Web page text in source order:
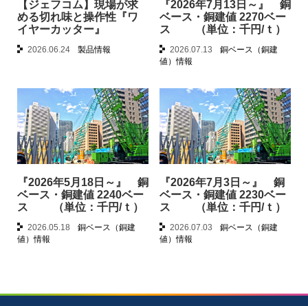
【ジェフコム】現場が求
める切れ味と操作性『ワ
イヤーカッター』
2026.06.24 製品情報
『2026年7月13日～』 銅
ベース・銅建値 2270ベー
ス （単位：千円/ｔ）
2026.07.13
銅ベース（銅建
値）情報
『2026年5月18日～』 銅
ベース・銅建値 2240ベー
ス （単位：千円/ｔ）
2026.05.18
銅ベース（銅建
値）情報
『2026年7月3日～』 銅
ベース・銅建値 2230ベー
ス （単位：千円/ｔ）
2026.07.03
銅ベース（銅建
値）情報